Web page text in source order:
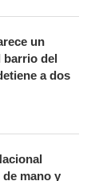
un
barrio del
a dos
mano y